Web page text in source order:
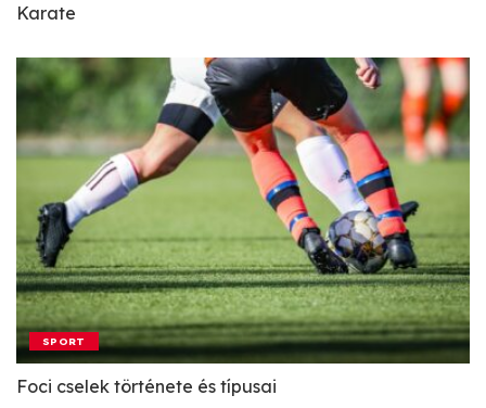
Karate
SPORT
Foci cselek története és típusai